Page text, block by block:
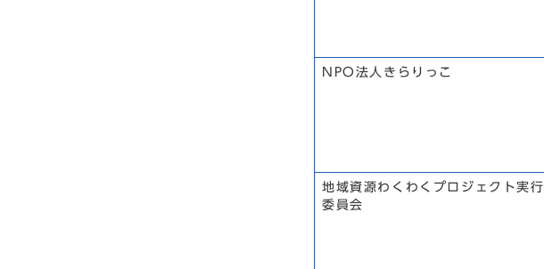
NPO法人きらりっこ
地域資源わくわくプロジェクト実行
委員会